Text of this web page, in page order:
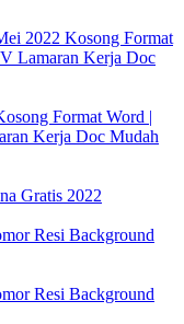
2022 Kosong Format
Lamaran Kerja Doc
Format Word |
Kerja Doc Mudah
Gratis 2022
Resi Background
Resi Background